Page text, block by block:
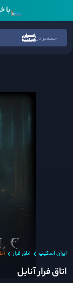
🛏️با
جستجو در
ایران اسکیپ اتاق فرار
اتاق فرار آنابل